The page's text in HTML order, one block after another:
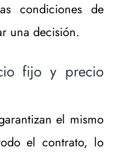
condiciones de
una decisión.
fijo y precio
el mismo
el contrato, lo